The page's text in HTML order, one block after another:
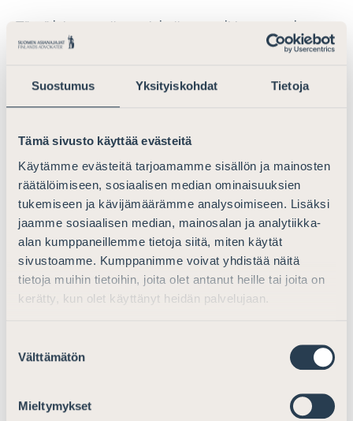
Suostumus Yksityiskohdat Tietoja
Tämä sivusto käyttää evästeitä
Käytämme evästeitä tarjoamamme sisällön ja mainosten
räätälöimiseen, sosiaalisen median ominaisuuksien
tukemiseen ja kävijämäärämme analysoimiseen. Lisäksi
jaamme sosiaalisen median, mainosalan ja analytiikka-
alan kumppaneillemme tietoja siitä, miten käytät
sivustoamme. Kumppanimme voivat yhdistää näitä
tietoja muihin tietoihin, joita olet antanut heille tai joita on
kerätty, kun olet käyttänyt heidän palvelujaan.
valinta
Välttämätön
Mieltymykset
Tässä jaksossa: #nostalgia #turvapaikkaprosessit
#turuntuomiokirkko #raiskauksenuhri #muistikuvat
#poliisi #erikoistuminen #teeveestätuttu
#drottinggatan #tuomari #kyyneleet
#pääkäsittelyssä #asianajajat #asianajajaliitto
#podcast